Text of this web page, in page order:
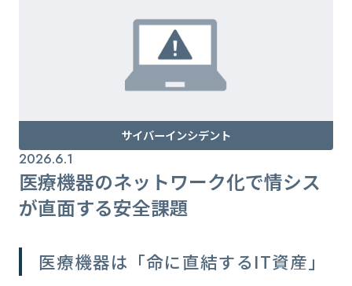
サイバーインシデント
2026.6.1
医療機器のネットワーク化で情シス
が直面する安全課題
医療機器は「命に直結するIT資産」